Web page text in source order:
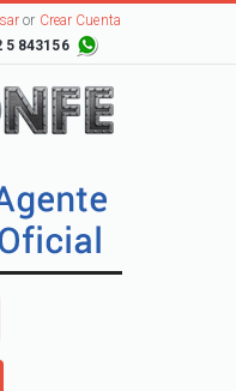
or Crear Cuenta
5 843156